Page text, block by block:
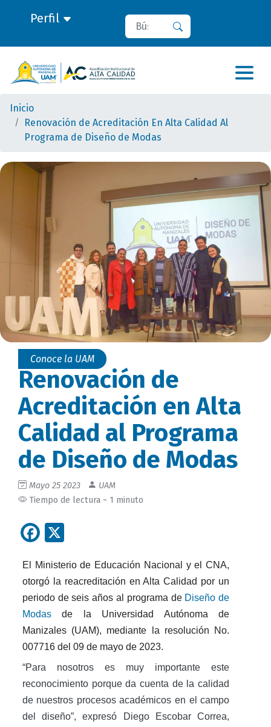
Perfil Buscar
Inicio
Renovación de Acreditación En Alta Calidad Al
Programa de Diseño de Modas
Conoce la UAM
Renovación de
Acreditación en Alta
Calidad al Programa
de Diseño de Modas
Mayo 25 2023
UAM
Tiempo de lectura ~ 1 minuto
Facebook
El Ministerio de Educación Nacional y el CNA,
otorgó la reacreditación en Alta Calidad por un
periodo de seis años al programa de Diseño de
Modasde la Universidad Autónoma de
Manizales (UAM), mediante la resolución No.
007716 del 09 de mayo de 2023.
“Para nosotros es muy importante este
reconocimiento porque da cuenta de la calidad
de nuestros procesos académicos en el campo
del diseño”, expresó Diego Escobar Correa,